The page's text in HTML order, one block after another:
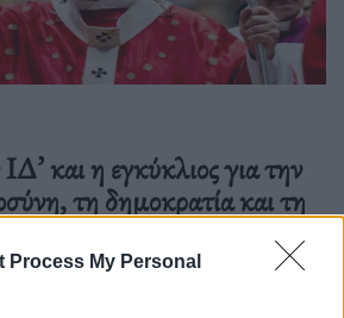
Process My Personal
και η εγκύκλιος για την
τη δημοκρατία και τη